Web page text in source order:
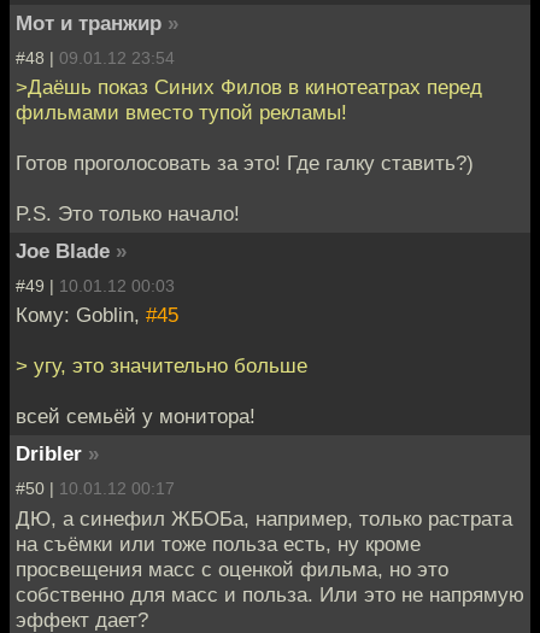
Мот и транжир »
#48 | 09.01.12 23:54
>Даёшь показ Синих Филов в кинотеатрах перед
фильмами вместо тупой рекламы!
Готов проголосовать за это! Где галку ставить?)
P.S. Это только начало!
Joe Blade »
#49 | 10.01.12 00:03
Кому: Goblin, #45
> угу, это значительно больше
всей семьёй у монитора!
Dribler »
#50 | 10.01.12 00:17
ДЮ, а синефил ЖБОБа, например, только растрата
на съёмки или тоже польза есть, ну кроме
просвещения масс с оценкой фильма, но это
собственно для масс и польза. Или это не напрямую
эффект дает?